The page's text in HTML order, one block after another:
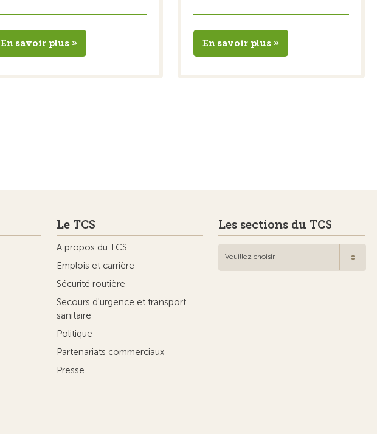
En savoir plus » En savoir plus »
Le TCS
A propos du TCS
Emplois et carrière
Sécurité routière
Secours d'urgence et transport
sanitaire
Politique
Partenariats commerciaux
Presse
Les sections du TCS
Veuillez choisir